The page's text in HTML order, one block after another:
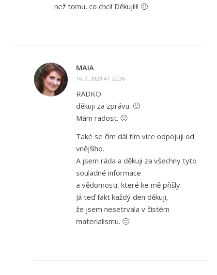
než tomu, co chci! Děkuji!!! 🙂
MAIA
16. 3. 2023 AT 22:36
RADKO
děkuji za zprávu. 🙂
Mám radost. 🙂
Také se čím dál tím více odpojuji od
vnějšího.
A jsem ráda a děkuji za všechny tyto
souladné informace
a vědomosti, které ke mě přišly.
Já teď fakt každý den děkuji,
že jsem nesetrvala v čistém
materialismu. 🙂